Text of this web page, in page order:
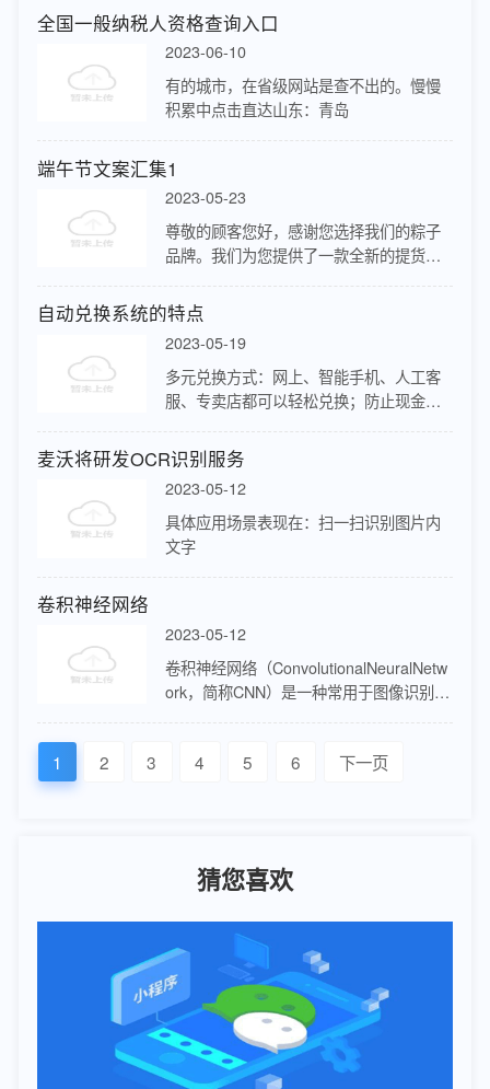
用PHP类库实现利用composer安装第三方
php类库实现该…
全国一般纳税人资格查询入口
2023-06-10
有的城市，在省级网站是查不出的。慢慢
积累中点击直达山东：青岛
端午节文案汇集1
2023-05-23
尊敬的顾客您好，感谢您选择我们的粽子
品牌。我们为您提供了一款全新的提货系
的美味粽子。我们的提货系统旨在为您提
供更加高效、便捷、安全的购买体验。
您…
自动兑换系统的特点
2023-05-19
多元兑换方式：网上、智能手机、人工客
服、专卖店都可以轻松兑换；防止现金消
据库的现金消费卡才能进行兑换，而且实
现了一对一的一次性兑换，一并消除了
印…
麦沃将研发OCR识别服务
2023-05-12
具体应用场景表现在：扫一扫识别图片内
文字
卷积神经网络
2023-05-12
卷积神经网络（ConvolutionalNeuralNetw
ork，简称CNN）是一种常用于图像识别、
取特征…
1 2 3 4 5 6 下一页
猜您喜欢